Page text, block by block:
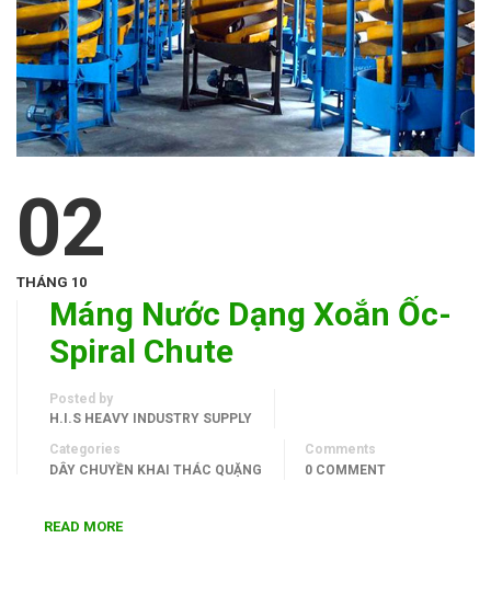
02
THÁNG 10
Máng Nước Dạng Xoắn Ốc-
Spiral Chute
Posted by
H.I.S HEAVY INDUSTRY SUPPLY
Categories
DÂY CHUYỀN KHAI THÁC QUẶNG
Comments
0 COMMENT
READ MORE